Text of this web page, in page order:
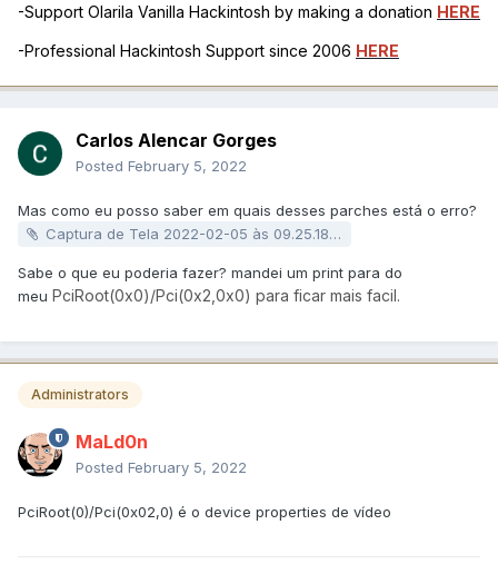
-Support Olarila Vanilla Hackintosh by making a donation HERE
-Professional Hackintosh Support since 2006 HERE
Carlos Alencar Gorges
Posted February 5, 2022
Mas como eu posso saber em quais desses parches está o erro?
Captura de Tela 2022-02-05 às 09.25.18.zip
Sabe o que eu poderia fazer? mandei um print para do
meu PciRoot(0x0)/Pci(0x2,0x0) para ficar mais facil.
Administrators
MaLd0n
Posted February 5, 2022
PciRoot(0)/Pci(0x02,0) é o device properties de vídeo